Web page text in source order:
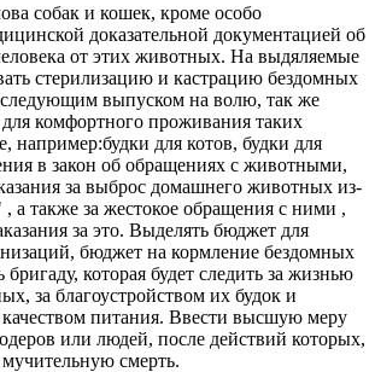
собак и кошек, кроме особо
доказательной документацией об
от этих животных. На выдяляемые
стерилизацию и кастрацию бездомных
выпуском на волю, так же
для комфортного проживания таких
например:будки для котов, будки для
в закон об обращениях с животными,
за выброс домашнего животных из-
а также за жестокое обращения с ними ,
за это. Выделять бюджет для
бюджет на кормление бездомных
которая будет следить за жизнью
за благоустройством их будок и
качеством питания. Ввести высшую меру
или людей, после действий которых,
смерть.